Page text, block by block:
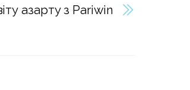
азарту з Pariwin